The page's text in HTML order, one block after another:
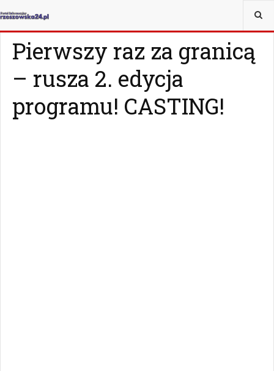
JESTEŚ TUTAJ:
Pierwszy raz za granicą
– rusza 2. edycja
programu! CASTING!